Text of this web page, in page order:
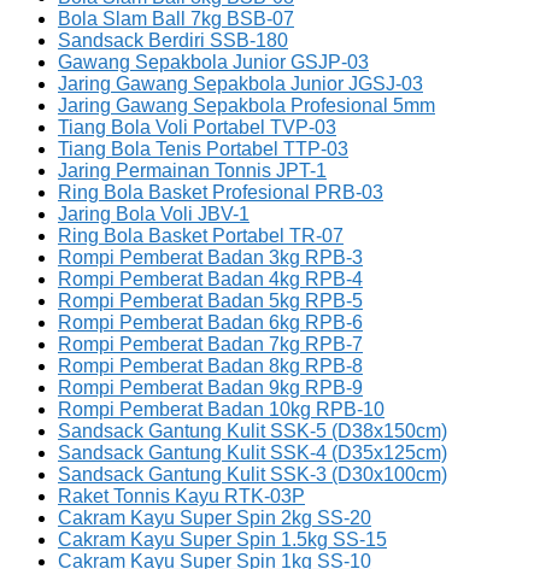
Bola Slam Ball 7kg BSB-07
Sandsack Berdiri SSB-180
Gawang Sepakbola Junior GSJP-03
Jaring Gawang Sepakbola Junior JGSJ-03
Jaring Gawang Sepakbola Profesional 5mm
Tiang Bola Voli Portabel TVP-03
Tiang Bola Tenis Portabel TTP-03
Jaring Permainan Tonnis JPT-1
Ring Bola Basket Profesional PRB-03
Jaring Bola Voli JBV-1
Ring Bola Basket Portabel TR-07
Rompi Pemberat Badan 3kg RPB-3
Rompi Pemberat Badan 4kg RPB-4
Rompi Pemberat Badan 5kg RPB-5
Rompi Pemberat Badan 6kg RPB-6
Rompi Pemberat Badan 7kg RPB-7
Rompi Pemberat Badan 8kg RPB-8
Rompi Pemberat Badan 9kg RPB-9
Rompi Pemberat Badan 10kg RPB-10
Sandsack Gantung Kulit SSK-5 (D38x150cm)
Sandsack Gantung Kulit SSK-4 (D35x125cm)
Sandsack Gantung Kulit SSK-3 (D30x100cm)
Raket Tonnis Kayu RTK-03P
Cakram Kayu Super Spin 2kg SS-20
Cakram Kayu Super Spin 1.5kg SS-15
Cakram Kayu Super Spin 1kg SS-10